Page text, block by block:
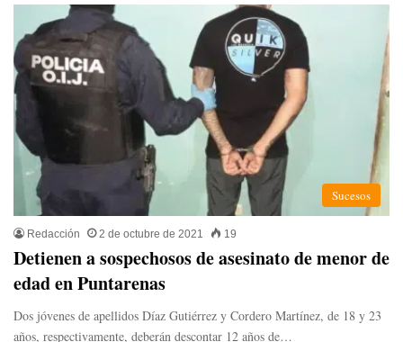
Sucesos
Redacción 2 de octubre de 2021 19
Detienen a sospechosos de asesinato de menor de
edad en Puntarenas
Dos jóvenes de apellidos Díaz Gutiérrez y Cordero Martínez, de 18 y 23
años, respectivamente, deberán descontar 12 años de…